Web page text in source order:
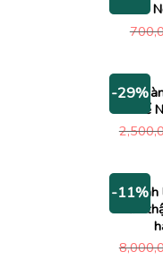
-29%
Bộ
Ghế
-11%
đá